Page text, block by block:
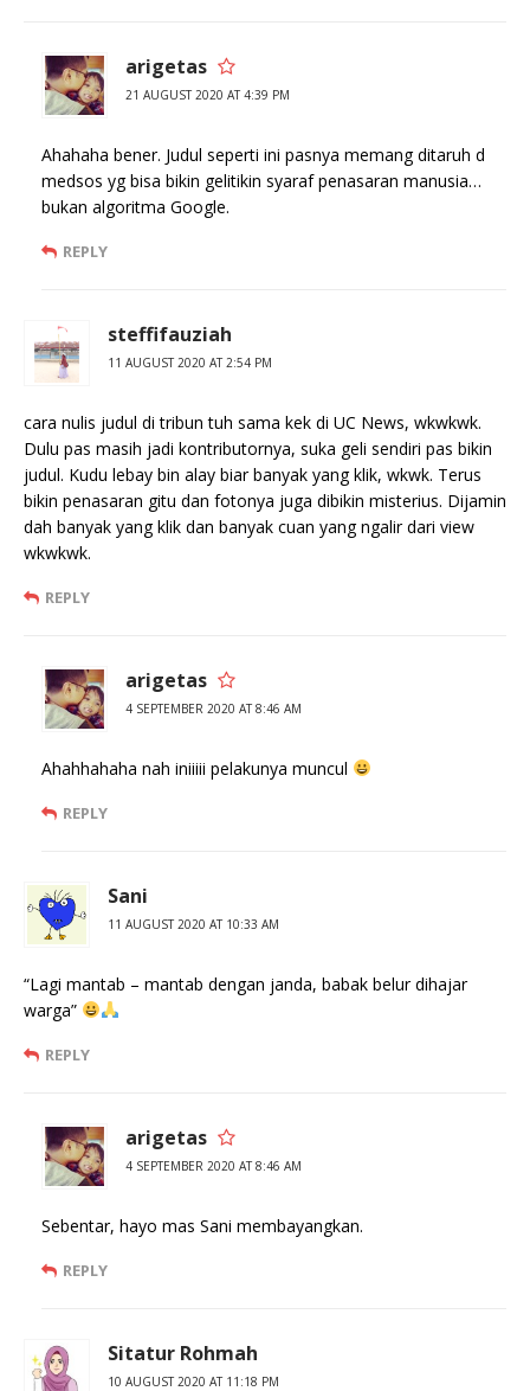
arigetas
21 AUGUST 2020 AT 4:39 PM
Ahahaha bener. Judul seperti ini pasnya memang ditaruh d
medsos yg bisa bikin gelitikin syaraf penasaran manusia…
bukan algoritma Google.
REPLY
steffifauziah
11 AUGUST 2020 AT 2:54 PM
cara nulis judul di tribun tuh sama kek di UC News, wkwkwk.
Dulu pas masih jadi kontributornya, suka geli sendiri pas bikin
judul. Kudu lebay bin alay biar banyak yang klik, wkwk. Terus
bikin penasaran gitu dan fotonya juga dibikin misterius. Dijamin
dah banyak yang klik dan banyak cuan yang ngalir dari view
wkwkwk.
REPLY
arigetas
4 SEPTEMBER 2020 AT 8:46 AM
Ahahhahaha nah iniiiii pelakunya muncul
REPLY
Sani
11 AUGUST 2020 AT 10:33 AM
“Lagi mantab – mantab dengan janda, babak belur dihajar
warga”
REPLY
arigetas
4 SEPTEMBER 2020 AT 8:46 AM
Sebentar, hayo mas Sani membayangkan.
REPLY
Sitatur Rohmah
10 AUGUST 2020 AT 11:18 PM